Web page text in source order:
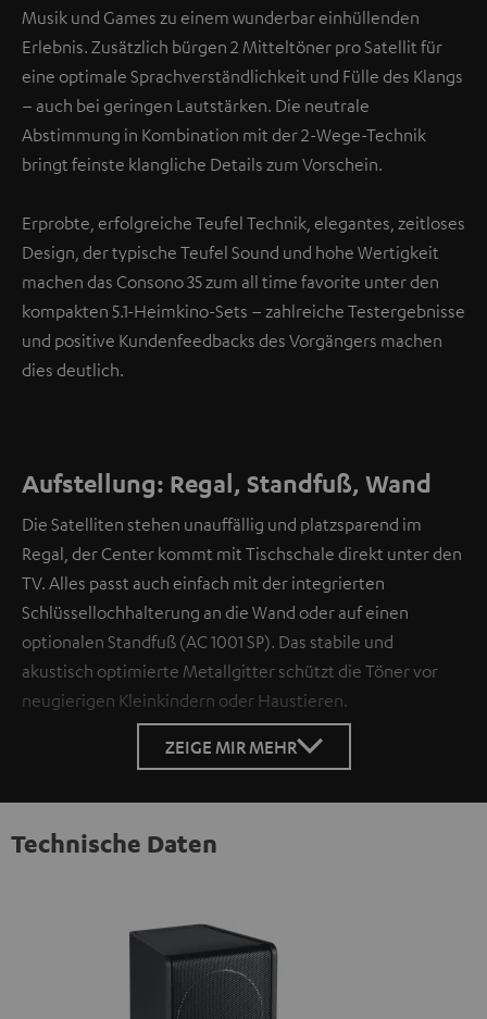
Musik und Games zu einem wunderbar einhüllenden
Erlebnis. Zusätzlich bürgen 2 Mitteltöner pro Satellit für
eine optimale Sprachverständlichkeit und Fülle des Klangs
– auch bei geringen Lautstärken. Die neutrale
Abstimmung in Kombination mit der 2-Wege-Technik
bringt feinste klangliche Details zum Vorschein.
Erprobte, erfolgreiche Teufel Technik, elegantes, zeitloses
Design, der typische Teufel Sound und hohe Wertigkeit
machen das Consono 35 zum all time favorite unter den
kompakten 5.1-Heimkino-Sets – zahlreiche Testergebnisse
und positive Kundenfeedbacks des Vorgängers machen
dies deutlich.
Aufstellung: Regal, Standfuß, Wand
Die Satelliten stehen unauffällig und platzsparend im
Regal, der Center kommt mit Tischschale direkt unter den
TV. Alles passt auch einfach mit der integrierten
Schlüssellochhalterung an die Wand oder auf einen
optionalen Standfuß (AC 1001 SP). Das stabile und
akustisch optimierte Metallgitter schützt die Töner vor
neugierigen Kleinkindern oder Haustieren.
ZEIGE MIR MEHR
Technische Daten